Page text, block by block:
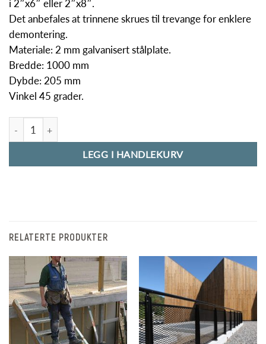
i 2″x6″ eller 2″x8″.
Det anbefales at trinnene skrues til trevange for enklere
demontering.
Materiale: 2 mm galvanisert stålplate.
Bredde: 1000 mm
Dybde: 205 mm
Vinkel 45 grader.
Trinn til midlertidig trapp 100 cm antall
LEGG I HANDLEKURV
RELATERTE PRODUKTER